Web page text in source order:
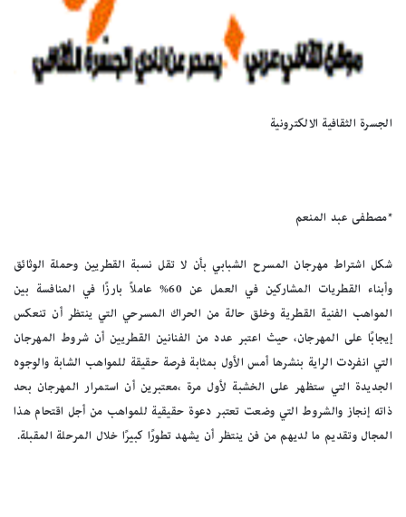
الجسرة الثقافية الالكترونية
*مصطفى عبد المنعم
شكل اشتراط مهرجان المسرح الشبابي بأن لا تقل نسبة القطريين وحملة الوثائق
وأبناء القطريات المشاركين في العمل عن 60% عاملاً بارزًا في المنافسة بين
المواهب الفنية القطرية وخلق حالة من الحراك المسرحي التي ينتظر أن تنعكس
إيجابًا على المهرجان، حيث اعتبر عدد من الفنانين القطريين أن شروط المهرجان
التي انفردت الراية بنشرها أمس الأول بمثابة فرصة حقيقة للمواهب الشابة والوجوه
الجديدة التي ستظهر على الخشبة لأول مرة ،معتبرين أن استمرار المهرجان بحد
ذاته إنجاز والشروط التي وضعت تعتبر دعوة حقيقية للمواهب من أجل اقتحام هذا
المجال وتقديم ما لديهم من فن ينتظر أن يشهد تطورًا كبيرًا خلال المرحلة المقبلة.